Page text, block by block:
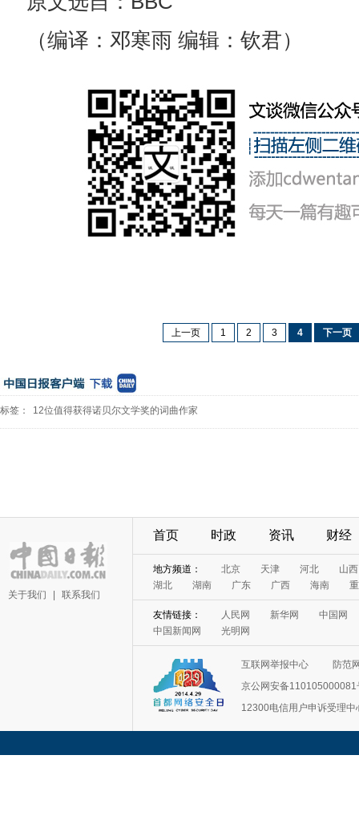
（编译：邓寒雨 编辑：钦君）
上一页 1 2 3 4 下一页
标签： 12位值得获得诺贝尔文学奖的词曲作家
关于我们 联系我们
首页 时政 资讯 财经
地方频道： 北京 天津 河北
山西
湖北
湖南 广东 广西 海南
友情链接： 人民网 新华网
中国网
中国新闻网
光明网
互联网举报中心
防范
京公网安备110105000081
12300电信用户申诉受理中